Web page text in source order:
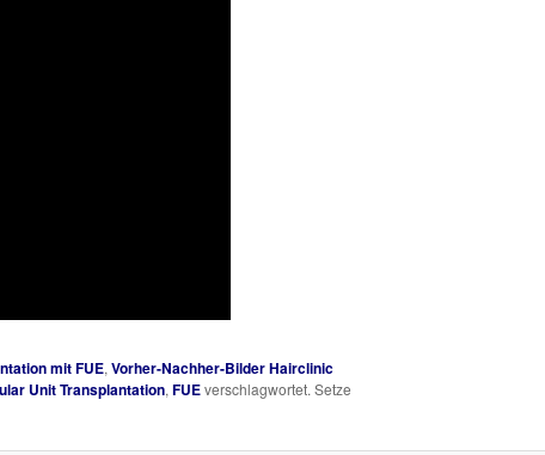
mit FUE, Vorher-Nachher-Bilder Hairclinic
Unit Transplantation, FUEverschlagwortet. Setze